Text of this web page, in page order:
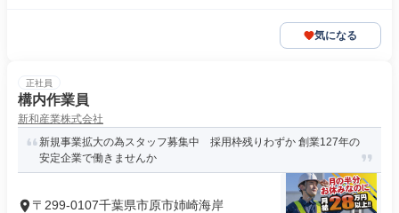
気になる
正社員
構内作業員
新和産業株式会社
新規事業拡大の為スタッフ募集中 採用枠残りわずか 創業127年の
安定企業で働きませんか
〒299-0107千葉県市原市姉崎海岸